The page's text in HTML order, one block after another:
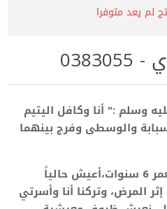
لم يعد متوفرا
وسلم :" أنا وكافل اليتيم
والوسطى وفرج بينهما
6
سنوات،أعيش حالياً
المرض، وتركنا أنا وأسرتي